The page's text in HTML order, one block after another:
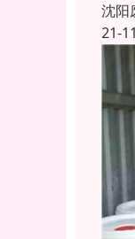
沈阳
21-